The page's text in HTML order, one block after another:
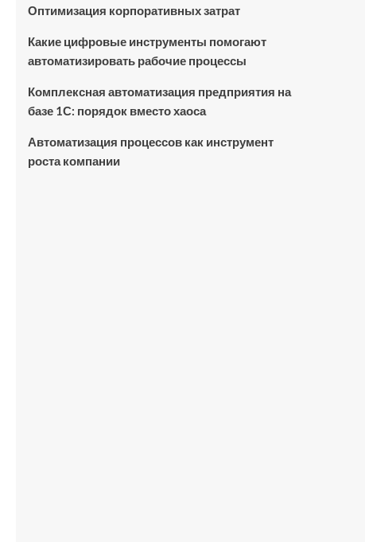
Оптимизация корпоративных затрат
Какие цифровые инструменты помогают
автоматизировать рабочие процессы
Комплексная автоматизация предприятия на
базе 1С: порядок вместо хаоса
Автоматизация процессов как инструмент
роста компании